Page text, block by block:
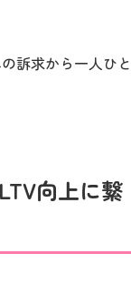
訴求から一人ひと
向上に繋